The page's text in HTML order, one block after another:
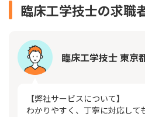
臨床工学技士の求職
臨床工学技士 東京
【弊社サービスについて】
わかりやすく、丁寧に対応して